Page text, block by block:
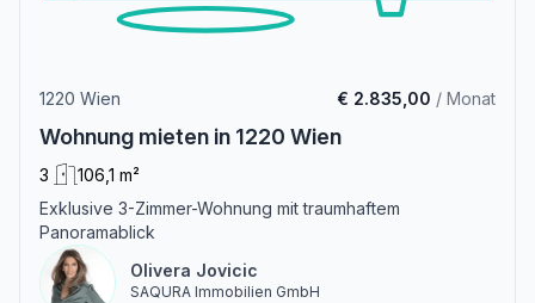
1220 Wien € 2.835,00 / Monat
Wohnung mieten in 1220 Wien
3
106,1 m²
Exklusive 3-Zimmer-Wohnung mit traumhaftem
Panoramablick
Olivera Jovicic
SAQURA Immobilien GmbH